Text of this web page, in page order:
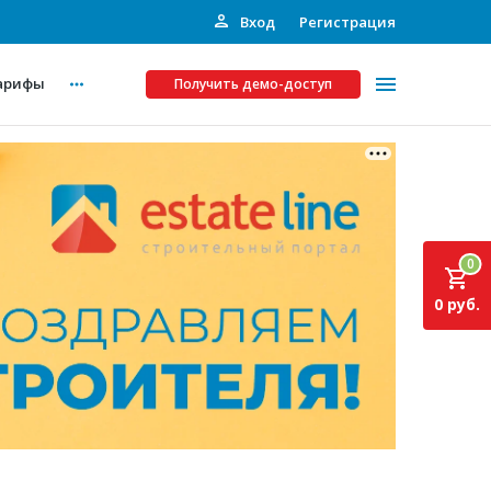
Вход Регистрация
Получить демо-доступ
Платные услуги
Рекламодателям
Инвестпроекты
Подписка на Базу
0
0 руб.